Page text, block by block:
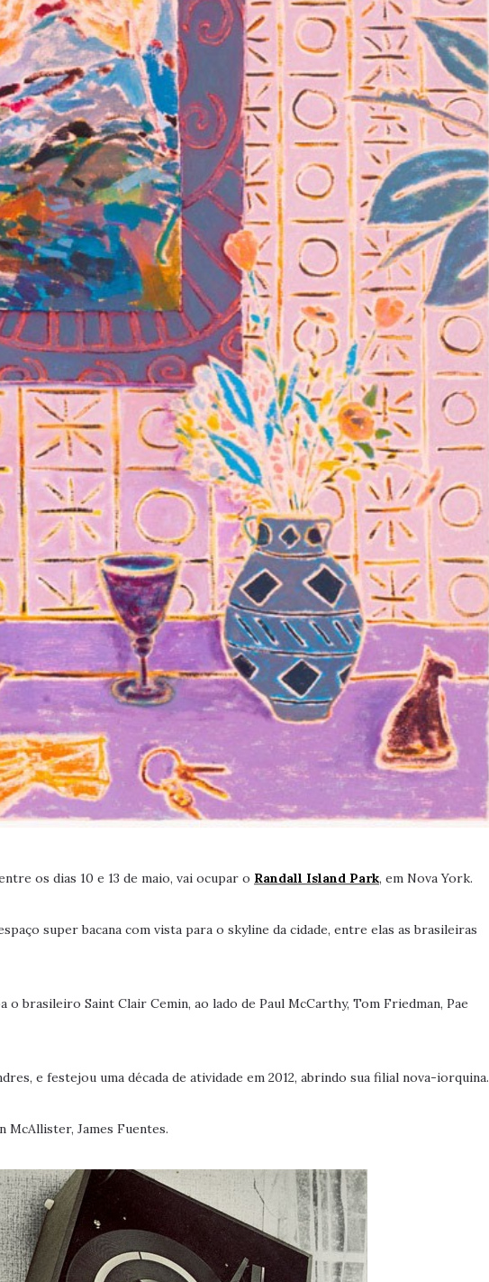
os dias 10 e 13 de maio, vai ocupar o Randall Island Park, em Nova York.
super bacana com vista para o skyline da cidade, entre elas as brasileiras
o brasileiro Saint Clair Cemin, ao lado de Paul McCarthy, Tom Friedman, Pae
e festejou uma década de atividade em 2012, abrindo sua filial nova-iorquina.
McAllister, James Fuentes.